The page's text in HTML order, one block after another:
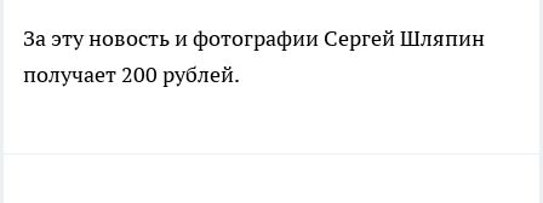
За эту новость и фотографии Сергей Шляпин
получает 200 рублей.